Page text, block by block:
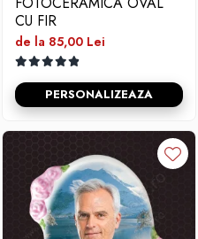
CU FIR
de la 85,00 Lei
PERSONALIZEAZA